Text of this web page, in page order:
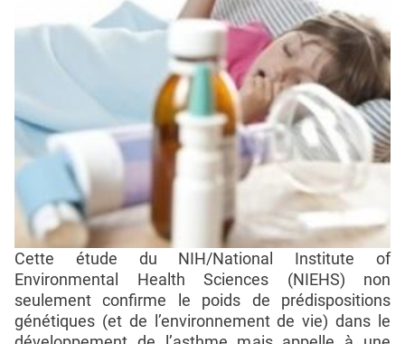
Cette étude du NIH/National Institute of
Environmental Health Sciences (NIEHS) non
seulement confirme le poids de prédispositions
génétiques (et de l’environnement de vie) dans le